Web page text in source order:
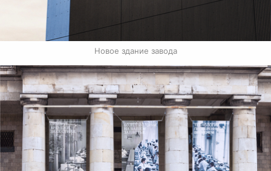
Новое здание завода